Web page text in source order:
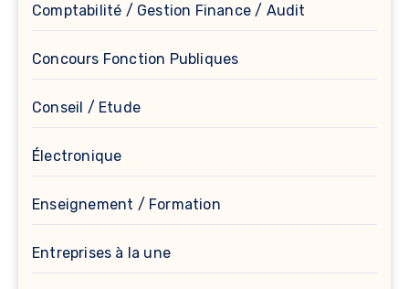
Comptabilité / Gestion Finance / Audit
Concours Fonction Publiques
Conseil / Etude
Électronique
Enseignement / Formation
Entreprises à la une